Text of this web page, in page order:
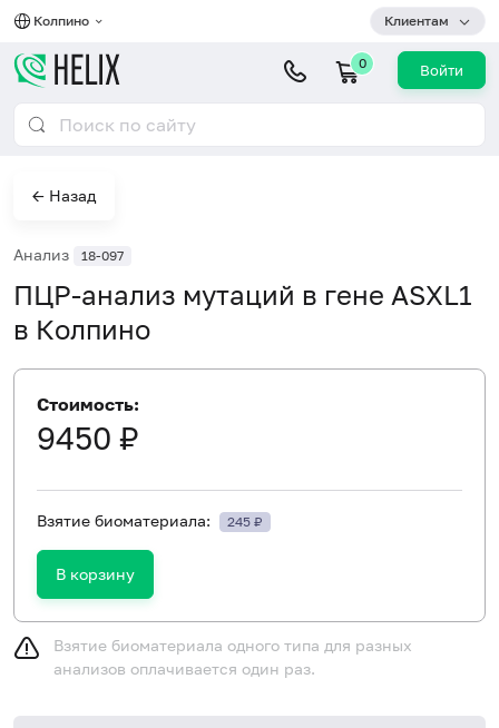
Колпино Клиентам
0 Войти
← Назад
Анализ 18-097
ПЦР-анализ мутаций в гене ASXL1
в Колпино
Стоимость:
9450 ₽
Взятие биоматериала: 245 ₽
В корзину
Взятие биоматериала одного типа для разных
анализов оплачивается один раз.